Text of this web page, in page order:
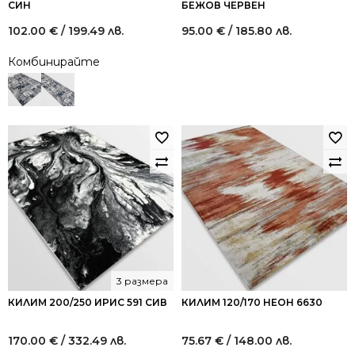
СИН
102.00 € / 199.49 лв.
Комбинирайте
БЕЖОВ ЧЕРВЕН
95.00 € / 185.80 лв.
КИЛИМ 200/250 ИРИС 591 СИВ
3 размера
170.00 € / 332.49 лв.
КИЛИМ 120/170 НЕОН 6630
75.67 € / 148.00 лв.